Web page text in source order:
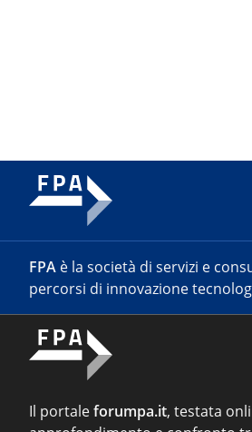
FPA è la società di servizi e
percorsi di innovazione
Il portaleforumpa.it, testata